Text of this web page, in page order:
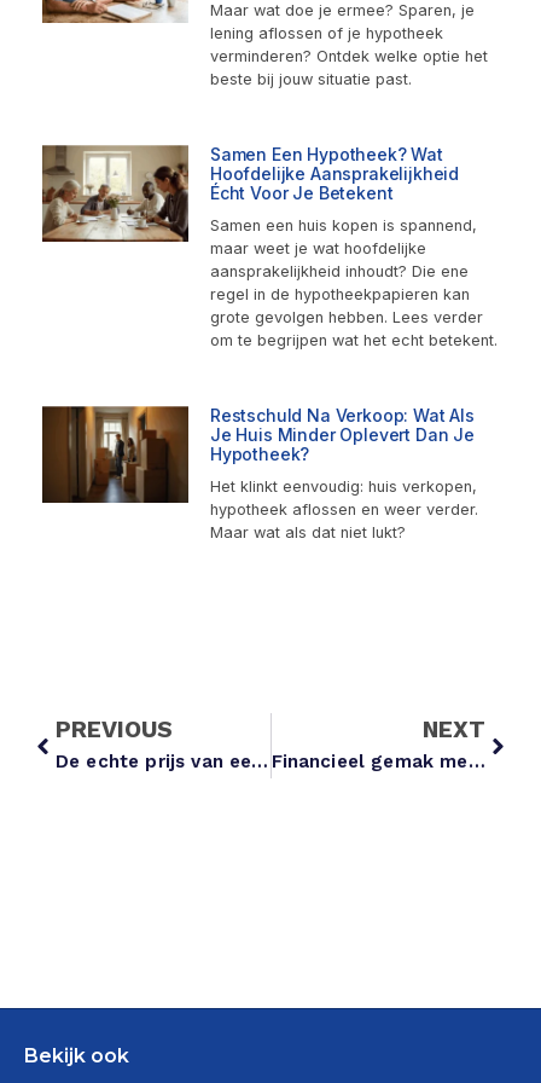
Maar wat doe je ermee? Sparen, je
lening aflossen of je hypotheek
verminderen? Ontdek welke optie het
beste bij jouw situatie past.
Samen Een Hypotheek? Wat
Hoofdelijke Aansprakelijkheid
Écht Voor Je Betekent
Samen een huis kopen is spannend,
maar weet je wat hoofdelijke
aansprakelijkheid inhoudt? Die ene
regel in de hypotheekpapieren kan
grote gevolgen hebben. Lees verder
om te begrijpen wat het echt betekent.
Restschuld Na Verkoop: Wat Als
Je Huis Minder Oplevert Dan Je
Hypotheek?
Het klinkt eenvoudig: huis verkopen,
hypotheek aflossen en weer verder.
Maar wat als dat niet lukt?
PREVIOUS
De echte prijs van een huisdier: ben jij voorbereid op de kosten?
NEXT
Financieel gemak met je afbetaalde huis: ontdek de mogelijkheden!
Bekijk ook